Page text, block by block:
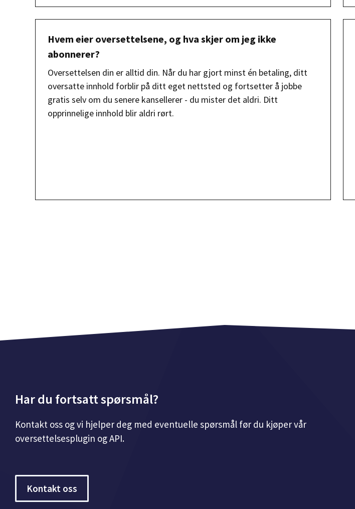
Hvem eier oversettelsene, og hva skjer om jeg ikke
abonnerer?
Oversettelsen din er alltid din. Når du har gjort minst én betaling, ditt
oversatte innhold forblir på ditt eget nettsted og fortsetter å jobbe
gratis selv om du senere kansellerer - du mister det aldri. Ditt
opprinnelige innhold blir aldri rørt.
Har du fortsatt spørsmål?
Kontakt oss og vi hjelper deg med eventuelle spørsmål før du kjøper vår
oversettelsesplugin og API.
Kontakt oss